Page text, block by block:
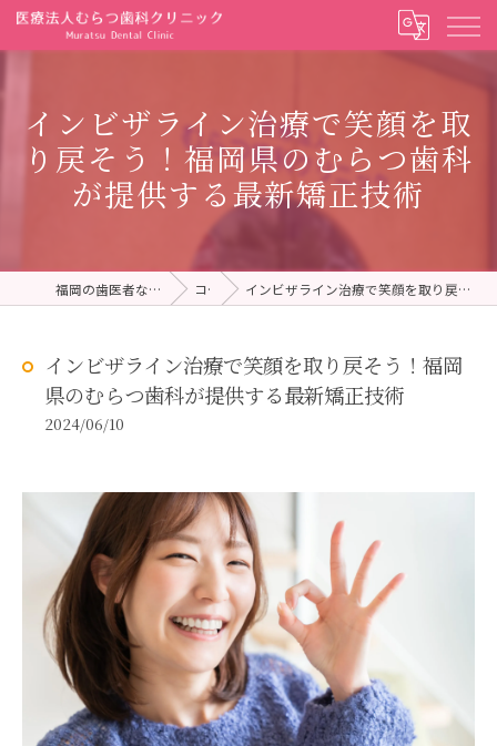
インビザライン治療で笑顔を取
り戻そう！福岡県のむらつ歯科
が提供する最新矯正技術
福岡の歯医者ならむらつ歯科クリニック コラム インビザライン治療で笑顔を取り戻そう！福岡県のむらつ歯科が提供する最新矯正技術
インビザライン治療で笑顔を取り戻そう！福岡
県のむらつ歯科が提供する最新矯正技術
2024/06/10